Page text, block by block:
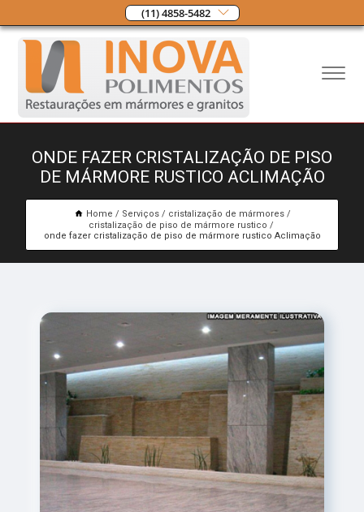
(11) 4858-5482
ONDE FAZER CRISTALIZAÇÃO DE PISO
DE MÁRMORE RUSTICO ACLIMAÇÃO
Home Serviços
cristalização de mármores
cristalização de piso de mármore rustico
onde fazer cristalização de piso de mármore rustico Aclimação